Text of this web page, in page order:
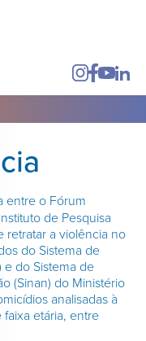
entre o Fórum
de Pesquisa
retratar a violência no
do Sistema de
e do Sistema de
(Sinan) do Ministério
analisadas à
etária, entre